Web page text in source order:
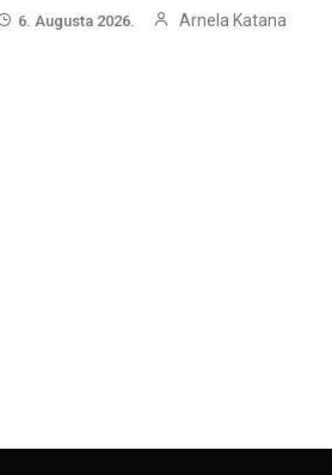
6. Augusta 2026. Arnela Katana